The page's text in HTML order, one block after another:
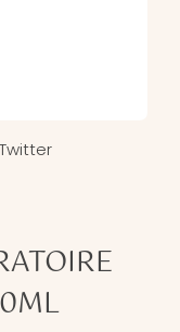
Twitter